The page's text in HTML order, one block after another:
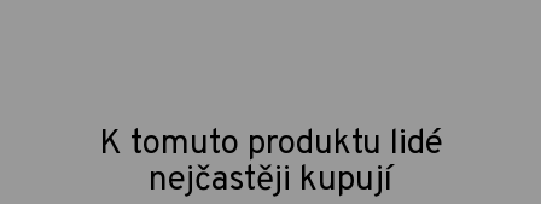
K tomuto produktu lidé
nejčastěji kupují